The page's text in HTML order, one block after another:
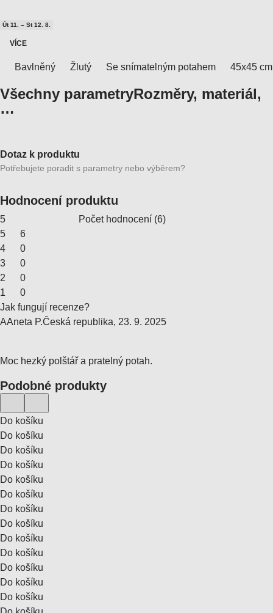
Út 11. – St 12. 8.
VÍCE
Bavlněný Žlutý Se snímatelným potahem 45x45 cm
Všechny parametryRozměry, materiál,
…
Dotaz k produktu
Potřebujete poradit s parametry nebo výběrem?
Hodnocení produktu
5 Počet hodnocení (6)
5
6
4
0
3
0
2
0
1
0
Jak fungují recenze?
AAneta P.Česká republika, 23. 9. 2025
Moc hezký polštář a pratelný potah.
Podobné produkty
Do košíku
Do košíku
Do košíku
Do košíku
Do košíku
Do košíku
Do košíku
Do košíku
Do košíku
Do košíku
Do košíku
Do košíku
Do košíku